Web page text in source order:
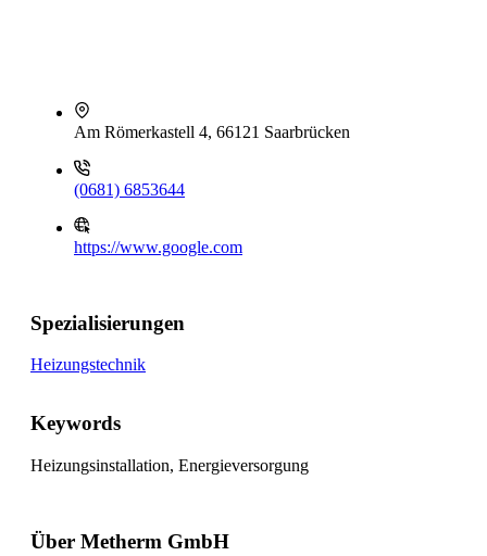
Am Römerkastell 4, 66121 Saarbrücken
(0681) 6853644
https://www.google.com
Spezialisierungen
Heizungstechnik
Keywords
Heizungsinstallation, Energieversorgung
Über Metherm GmbH